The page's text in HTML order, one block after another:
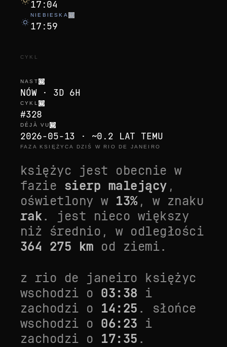
17:04
NIEBIESKA
17:59
CYKL
NAST
NÓW · 3D 6H
CYKL
#328
DÉJÀ VU
2026-05-13 · ~0.2 LAT TEMU
FAZA KSIĘŻYCA DZIŚ W RIO DE JANEIRO
księżyc jest obecnie w
fazie sierp malejący ,
oświetlony w 13%, w znaku
rak. jest nieco większy
niż średnio , w odległości
364 275 km od ziemi.
z rio de janeiro księżyc
wschodzi o 03:38 i
zachodzi o 14:25 . słońce
wschodzi o 06:23 i
zachodzi o 17:35 .